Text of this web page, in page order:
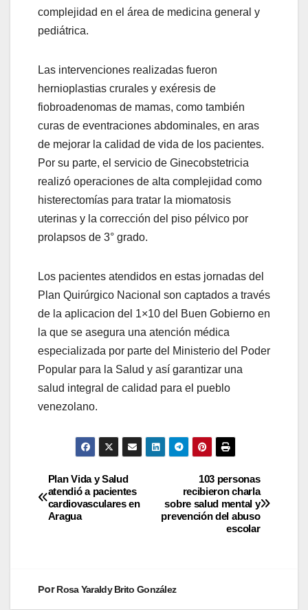
complejidad en el área de medicina general y
pediátrica.
Las intervenciones realizadas fueron
hernioplastias crurales y exéresis de
fiobroadenomas de mamas, como también
curas de eventraciones abdominales, en aras
de mejorar la calidad de vida de los pacientes.
Por su parte, el servicio de Ginecobstetricia
realizó operaciones de alta complejidad como
histerectomías para tratar la miomatosis
uterinas y la corrección del piso pélvico por
prolapsos de 3° grado.
Los pacientes atendidos en estas jornadas del
Plan Quirúrgico Nacional son captados a través
de la aplicacion del 1×10 del Buen Gobierno en
la que se asegura una atención médica
especializada por parte del Ministerio del Poder
Popular para la Salud y así garantizar una
salud integral de calidad para el pueblo
venezolano.
103 personas
recibieron charla
sobre salud mental y
prevención del abuso
escolar
Plan Vida y Salud
atendió a pacientes
cardiovasculares en
Aragua
PorRosa Yaraldy Brito González